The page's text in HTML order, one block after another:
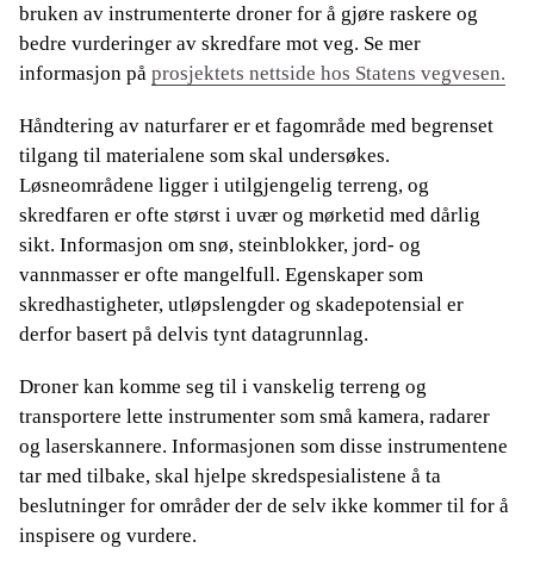
bruken av instrumenterte droner for å gjøre raskere og
bedre vurderinger av skredfare mot veg. Se mer
informasjon på prosjektets nettside hos Statens vegvesen.
Håndtering av naturfarer er et fagområde med begrenset
tilgang til materialene som skal undersøkes.
Løsneområdene ligger i utilgjengelig terreng, og
skredfaren er ofte størst i uvær og mørketid med dårlig
sikt. Informasjon om snø, steinblokker, jord- og
vannmasser er ofte mangelfull. Egenskaper som
skredhastigheter, utløpslengder og skadepotensial er
derfor basert på delvis tynt datagrunnlag.
Droner kan komme seg til i vanskelig terreng og
transportere lette instrumenter som små kamera, radarer
og laserskannere. Informasjonen som disse instrumentene
tar med tilbake, skal hjelpe skredspesialistene å ta
beslutninger for områder der de selv ikke kommer til for å
inspisere og vurdere.